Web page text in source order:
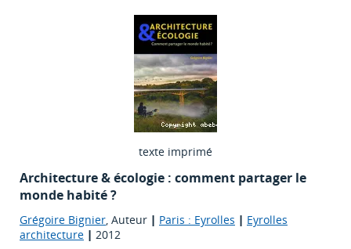
texte imprimé
Architecture & écologie : comment partager le
monde habité ?
Grégoire Bignier, Auteur | Paris : Eyrolles | Eyrolles
architecture | 2012